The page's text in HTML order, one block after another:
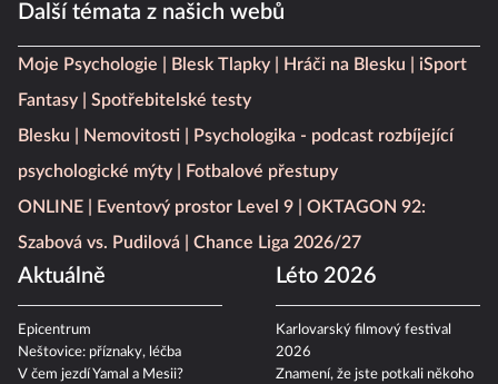
Další témata z našich webů
Moje Psychologie Blesk Tlapky Hráči na Blesku
iSport
Fantasy
Spotřebitelské testy
Blesku
Nemovitosti
Psychologika - podcast rozbíjející
psychologické mýty
Fotbalové přestupy
ONLINE
Eventový prostor Level 9
OKTAGON 92:
Szabová vs. Pudilová
Chance Liga 2026/27
Aktuálně
Epicentrum
Neštovice: příznaky, léčba
V čem jezdí Yamal a Mesii?
Léto 2026
Karlovarský filmový festival
2026
Znamení, že jste potkali někoho